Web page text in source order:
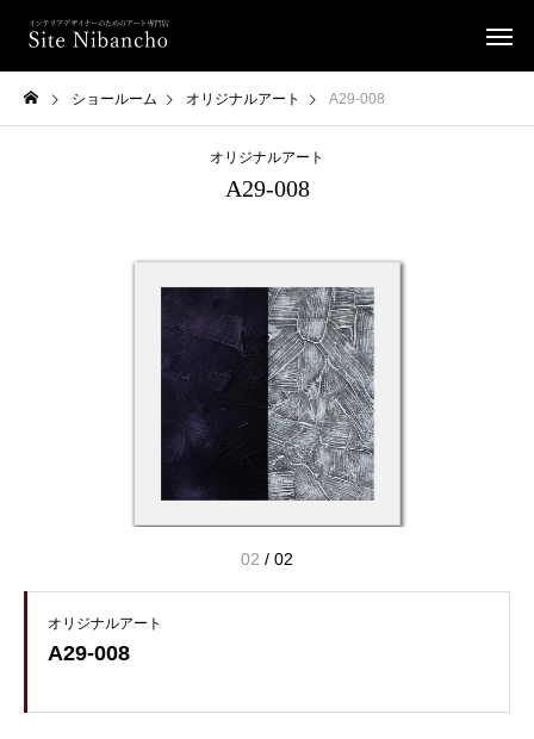
ショールーム オリジナルアート A29-008
オリジナルアート
A29-008
02 / 02
オリジナルアート
A29-008